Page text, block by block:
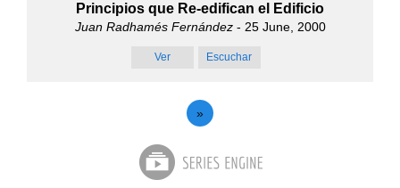
Principios que Re-edifican el Edificio
Juan Radhamés Fernández- 25 June, 2000
Ver Escuchar
»